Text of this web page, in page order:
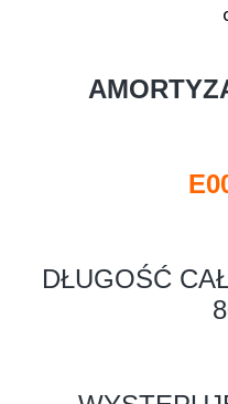
DŁUGOŚĆ